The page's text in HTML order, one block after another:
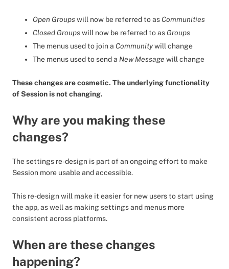
Open Groupswill now be referred to as Communities
Closed Groupswill now be referred to as Groups
The menus used to join a Communitywill change
The menus used to send a New Message will change
These changes are cosmetic. The underlying functionality
of Session is not changing.
Why are you making these
changes?
The settings re-design is part of an ongoing effort to make
Session more usable and accessible.
This re-design will make it easier for new users to start using
the app, as well as making settings and menus more
consistent across platforms.
When are these changes
happening?